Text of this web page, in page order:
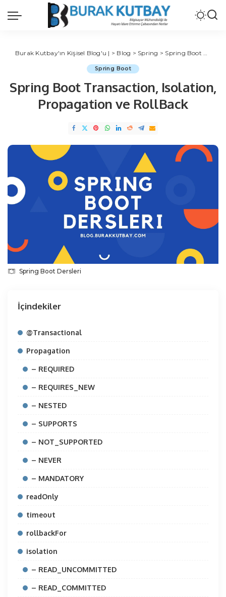
Burak Kutbay'ın Kişisel Blog'u | > Blog > Spring > Spring Boot >
Spring Boot
Spring Boot Transaction, Isolation,
Propagation ve RollBack
Spring Boot Dersleri
İçindekiler
@Transactional
Propagation
– REQUIRED
– REQUIRES_NEW
– NESTED
– SUPPORTS
– NOT_SUPPORTED
– NEVER
– MANDATORY
readOnly
timeout
rollbackFor
isolation
– READ_UNCOMMITTED
– READ_COMMITTED